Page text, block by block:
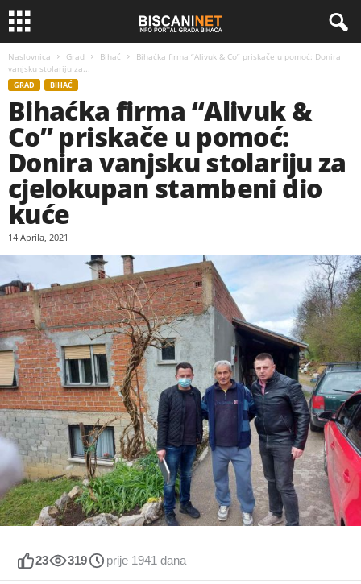
Naslovnica Grad Bihać
Bihaćka firma “Alivuk & Co” priskače u pomoć: Donira
vanjsku stolariju za...
GRAD BIHAĆ
Bihaćka firma “Alivuk &
Co” priskače u pomoć:
Donira vanjsku stolariju za
cjelokupan stambeni dio
kuće
14 Aprila, 2021
23 319 prije 1941 dana